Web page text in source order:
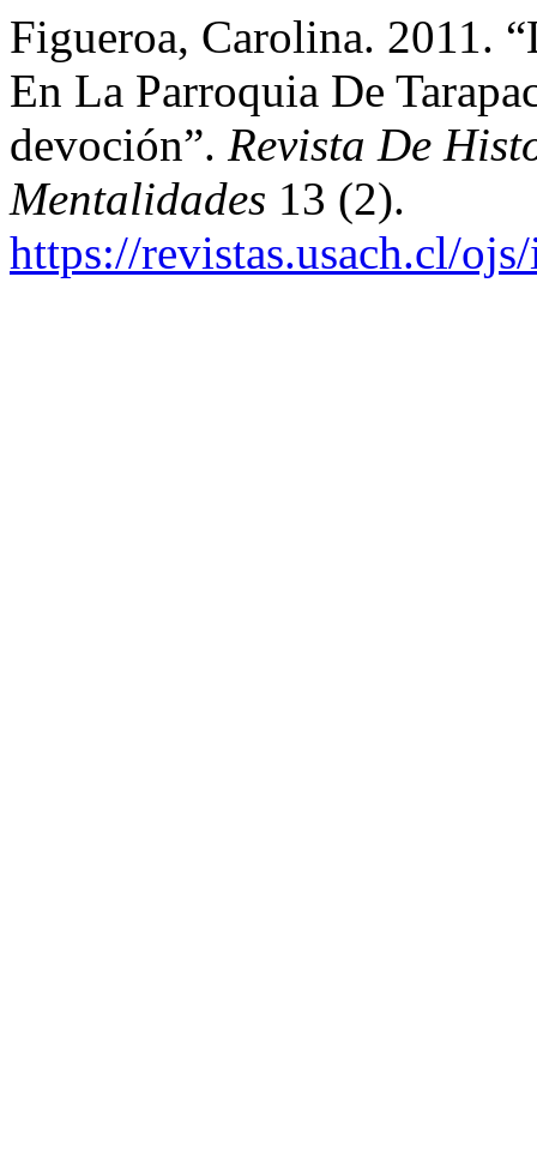
Figueroa, Carolina. 2011.
En La Parroquia De
devoción”. Revista De
Mentalidades 13 (2).
https://revistas.usach.cl/